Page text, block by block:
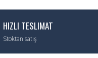
HIZLI TESLIMAT
Stoktan satış